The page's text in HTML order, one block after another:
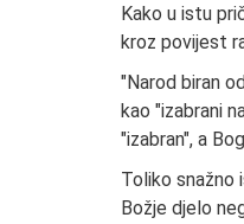
Kako u istu
kroz povijest
"Narod biran
kao "izabrani
"izabran", a
Toliko snažno
Božje djelo